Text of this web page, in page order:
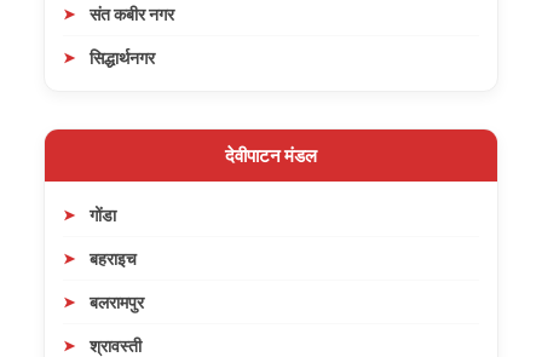
संत कबीर नगर
सिद्धार्थनगर
देवीपाटन मंडल
गोंडा
बहराइच
बलरामपुर
श्रावस्ती